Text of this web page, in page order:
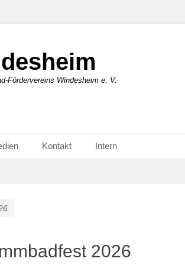
Fördervereins Windesheim e. V.
Kontakt Intern
2026